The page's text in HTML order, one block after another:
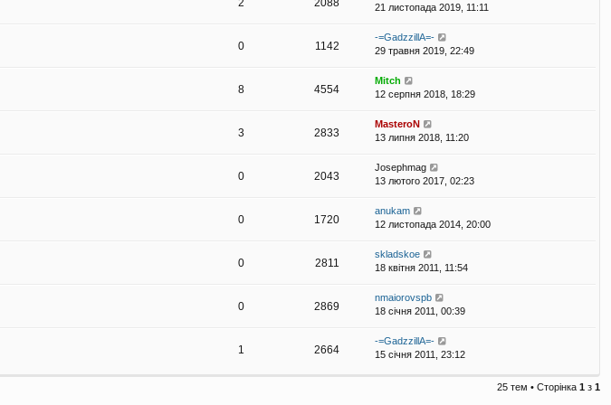
2 2088 21 листопада 2019, 11:11
0 1142
-=GadzzillA=-
29 травня 2019, 22:49
8 4554
Mitch
12 серпня 2018, 18:29
3 2833
MasteroN
13 липня 2018, 11:20
0 2043
Josephmag
13 лютого 2017, 02:23
0 1720
anukam
12 листопада 2014, 20:00
0 2811
skladskoe
18 квітня 2011, 11:54
0 2869
nmaiorovspb
18 січня 2011, 00:39
1 2664
-=GadzzillA=-
15 січня 2011, 23:12
25 тем • Сторінка 1 з 1